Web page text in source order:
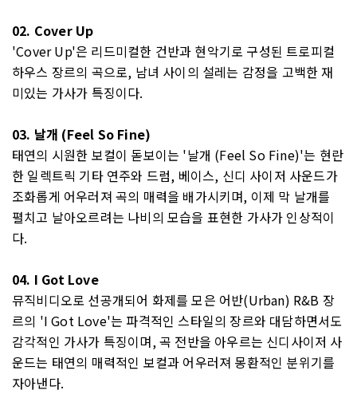
02. Cover Up
'Cover Up'은 리드미컬한 건반과 현악기로 구성된 트로피컬
하우스 장르의 곡으로, 남녀 사이의 설레는 감정을 고백한 재
미있는 가사가 특징이다.
03. 날개 (Feel So Fine)
태연의 시원한 보컬이 돋보이는 '날개 (Feel So Fine)'는 현란
한 일렉트릭 기타 연주와 드럼, 베이스, 신디 사이저 사운드가
조화롭게 어우러져 곡의 매력을 배가시키며, 이제 막 날개를
펼치고 날아오르려는 나비의 모습을 표현한 가사가 인상적이
다.
04. I Got Love
뮤직비디오로 선공개되어 화제를 모은 어반(Urban) R&B 장
르의 'I Got Love'는 파격적인 스타일의 장르와 대담하면서도
감각적인 가사가 특징이며, 곡 전반을 아우르는 신디사이저 사
운드는 태연의 매력적인 보컬과 어우러져 몽환적인 분위기를
자아낸다.